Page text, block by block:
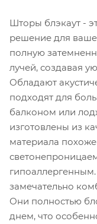
Шторы блэкаут -
решение для
полную
лучей, создавая
Обладают
подходят для
балконом или
изготовлены из
материала
замечательно
Они полностью
днем, что